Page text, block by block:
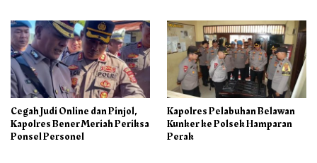
Cegah Judi Online dan Pinjol,
Kapolres Bener Meriah Periksa
Ponsel Personel
Kapolres Pelabuhan Belawan
Kunker ke Polsek Hamparan
Perak